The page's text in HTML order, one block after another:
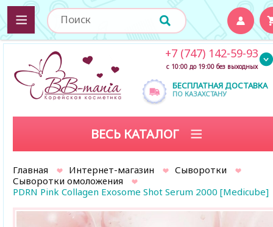
БЕСПЛАТНАЯ ДОСТАВКА
ПО КАЗАХСТАНУ
+7 (747) 142-59-93
с 10:00 до 19:00 без выходных
ВЕСЬ КАТАЛОГ
Главная Интернет-магазин
Сыворотки
Сыворотки омоложения
PDRN Pink Collagen Exosome Shot Serum 2000 [Medicube]